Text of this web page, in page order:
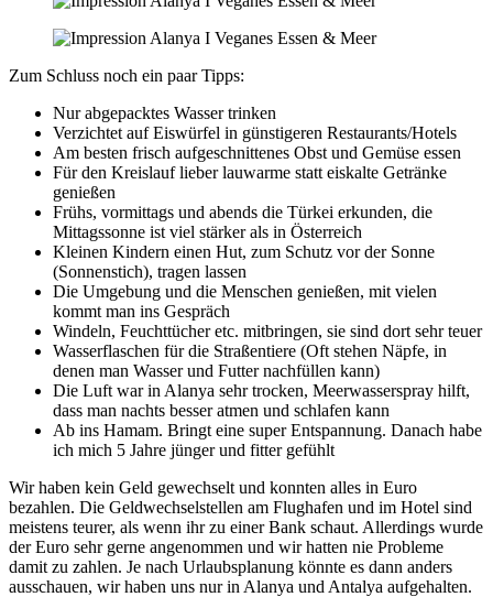
Zum Schluss noch ein paar Tipps:
Nur abgepacktes Wasser trinken
Verzichtet auf Eiswürfel in günstigeren Restaurants/Hotels
Am besten frisch aufgeschnittenes Obst und Gemüse essen
Für den Kreislauf lieber lauwarme statt eiskalte Getränke
genießen
Frühs, vormittags und abends die Türkei erkunden, die
Mittagssonne ist viel stärker als in Österreich
Kleinen Kindern einen Hut, zum Schutz vor der Sonne
(Sonnenstich), tragen lassen
Die Umgebung und die Menschen genießen, mit vielen
kommt man ins Gespräch
Windeln, Feuchttücher etc. mitbringen, sie sind dort sehr teuer
Wasserflaschen für die Straßentiere (Oft stehen Näpfe, in
denen man Wasser und Futter nachfüllen kann)
Die Luft war in Alanya sehr trocken, Meerwasserspray hilft,
dass man nachts besser atmen und schlafen kann
Ab ins Hamam. Bringt eine super Entspannung. Danach habe
ich mich 5 Jahre jünger und fitter gefühlt
Wir haben kein Geld gewechselt und konnten alles in Euro
bezahlen. Die Geldwechselstellen am Flughafen und im Hotel sind
meistens teurer, als wenn ihr zu einer Bank schaut. Allerdings wurde
der Euro sehr gerne angenommen und wir hatten nie Probleme
damit zu zahlen. Je nach Urlaubsplanung könnte es dann anders
ausschauen, wir haben uns nur in Alanya und Antalya aufgehalten.